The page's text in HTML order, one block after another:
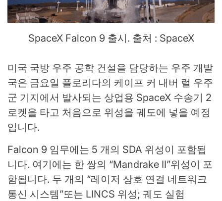
SpaceX Falcon 9 출시. 출처 : SpaceX
미국 국방 우주 공학 건설을 담당하는 우주 개발
국은 금요일 플로리다의 케이프 커 내버 럴 우주
군 기지에서 발사되는 상업용 SpaceX 수송기 2
로켓을 타고 처음으로 위성을 궤도에 넣을 예정
입니다.
Falcon 9 임무에는 5 개의 SDA 위성이 포함됩
니다. 여기에는 한 쌍의 “Mandrake II”위성이 포
함됩니다. 두 개의 “레이저 상호 연결 네트워크
통신 시스템”또는 LINCS 위성; 궤도 실험